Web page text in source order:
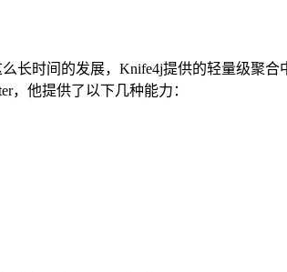
长时间的发展，Knife4j提供的轻量级聚合
，他提供了以下几种能力：